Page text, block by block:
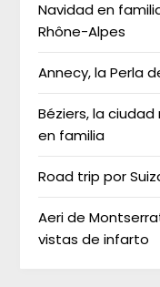
Navidad en
Rhône-Alpes
Annecy, la Perla
Béziers, la
en familia
Road trip por
Aeri de
vistas de infarto